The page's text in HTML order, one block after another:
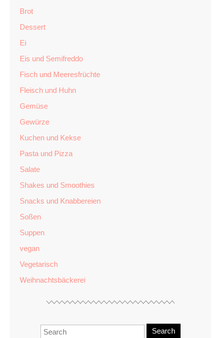
Brot
Dessert
Ei
Eis und Semifreddo
Fisch und Meeresfrüchte
Fleisch und Huhn
Gemüse
Gewürze
Kuchen und Kekse
Pasta und Pizza
Salate
Shakes und Smoothies
Snacks und Knabbereien
Soßen
Suppen
vegan
Vegetarisch
Weihnachtsbäckerei
Search